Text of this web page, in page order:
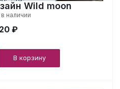
Wild moon
в наличии
₽
В корзину